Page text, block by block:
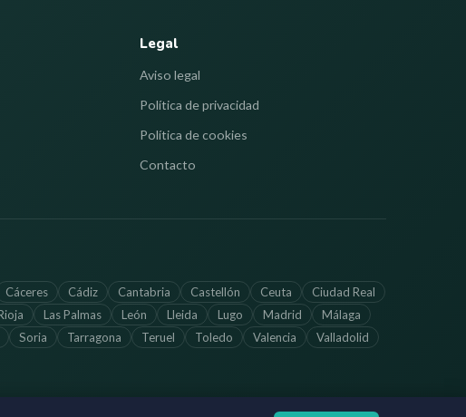
Legal
Aviso legal
Política de privacidad
Política de cookies
Contacto
Cáceres Cádiz Cantabria Castellón Ceuta
Ciudad Real
Las Palmas León Lleida Lugo Madrid
Málaga
Soria Tarragona Teruel Toledo Valencia
Valladolid